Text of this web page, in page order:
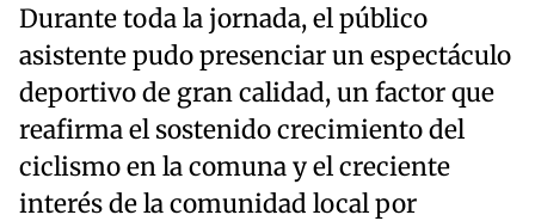
Durante toda la jornada, el público
asistente pudo presenciar un espectáculo
deportivo de gran calidad, un factor que
reafirma el sostenido crecimiento del
ciclismo en la comuna y el creciente
interés de la comunidad local por